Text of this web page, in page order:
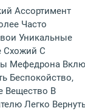
Ассортимент
Часто
Уникальные
Схожий С
Мефедрона
Беспокойство,
Вещество В
Легко